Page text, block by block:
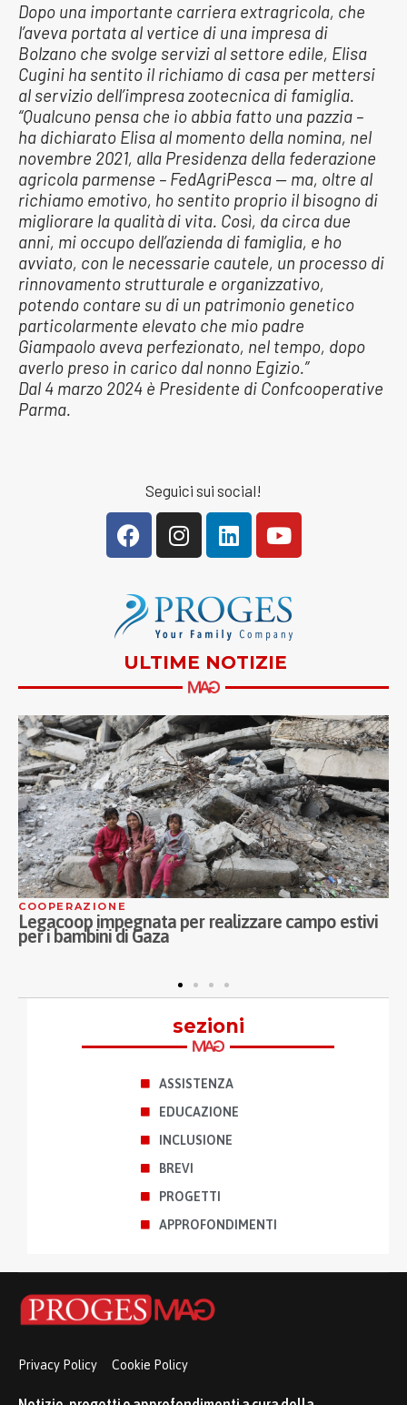
Dopo una importante carriera extragricola, che
l’aveva portata al vertice di una impresa di
Bolzano che svolge servizi al settore edile, Elisa
Cugini ha sentito il richiamo di casa per mettersi
al servizio dell’impresa zootecnica di famiglia.
“Qualcuno pensa che io abbia fatto una pazzia –
ha dichiarato Elisa al momento della nomina, nel
novembre 2021, alla Presidenza della federazione
agricola parmense – FedAgriPesca — ma, oltre al
richiamo emotivo, ho sentito proprio il bisogno di
migliorare la qualità di vita. Così, da circa due
anni, mi occupo dell’azienda di famiglia, e ho
avviato, con le necessarie cautele, un processo di
rinnovamento strutturale e organizzativo,
potendo contare su di un patrimonio genetico
particolarmente elevato che mio padre
Giampaolo aveva perfezionato, nel tempo, dopo
averlo preso in carico dal nonno Egizio.”
Dal 4 marzo 2024 è Presidente di Confcooperative
Parma.
Seguici sui social!
ULTIME NOTIZIE
estivi
ASSISTENZA
Continua la collaborazione tra Fondazione I
Musici di Parma e Proges: la musica
sezioni
ASSISTENZA
EDUCAZIONE
INCLUSIONE
BREVI
PROGETTI
APPROFONDIMENTI
Privacy Policy Cookie Policy